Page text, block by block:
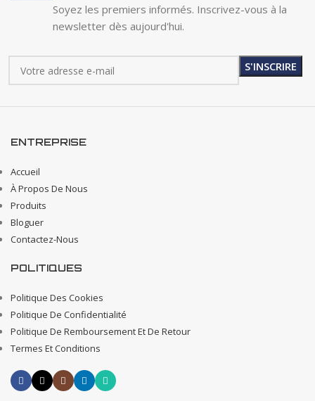
Soyez les premiers informés. Inscrivez-vous à la
newsletter dès aujourd'hui.
ENTREPRISE
Accueil
À Propos De Nous
Produits
Bloguer
Contactez-Nous
POLITIQUES
Politique Des Cookies
Politique De Confidentialité
Politique De Remboursement Et De Retour
Termes Et Conditions